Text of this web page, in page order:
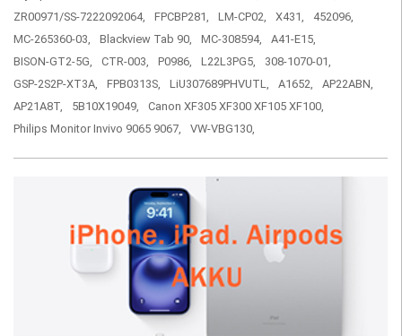
ZR00971/SS-7222092064,
FPCBP281, LM-CP02, X431,
452096,
MC-265360-03,
Blackview Tab 90, MC-308594,
A41-E15,
BISON-GT2-5G,
CTR-003, P0986, L22L3PG5,
308-1070-01,
GSP-2S2P-XT3A,
FPB0313S, LiU307689PHVUTL, A1652,
AP22ABN,
AP21A8T,
5B10X19049,
Canon XF305 XF300 XF105 XF100,
Philips Monitor Invivo 9065 9067,
VW-VBG130,